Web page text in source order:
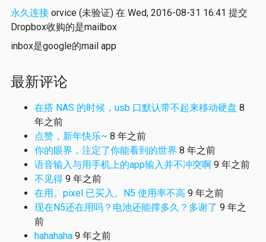
永久连接 orvice (未验证) 在 Wed, 2016-08-31 16:41 提交
Dropbox收购的是mailbox
inbox是google的mail app
最新评论
在搭 NAS 的时候，usb 口默认带不起来移动硬盘 8
年之前
点赞，新年快乐~ 8 年之前
你的眼界，注定了你能看到的世界 8 年之前
语音输入与用手机上的app输入并不冲突啊 9 年之前
不见得 9 年之前
在用。pixel 已买入。N5 使用率不高 9 年之前
现在N5还在用吗？电池还能撑多久？多谢了 9 年之
前
hahahaha 9 年之前